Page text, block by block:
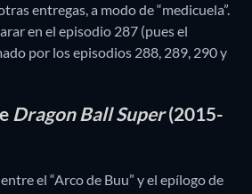
entregas, a modo de “medicuela”.
en el episodio 287 (pues el
por los episodios 288, 289, 290 y
Dragon Ball Super(2015-
el “Arco de Buu” y el epílogo de